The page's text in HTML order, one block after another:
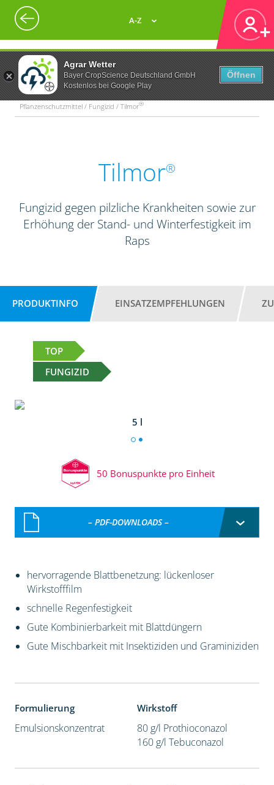
Agrar Wetter
Bayer CropScience Deutschland GmbH
Kostenlos bei Google Play
Öffnen
A-Z
Pflanzenschutzmittel / Fungizid / Tilmor®
Tilmor®
Fungizid gegen pilzliche Krankheiten sowie zur
Erhöhung der Stand- und Winterfestigkeit im
Raps
PRODUKTINFO EINSATZEMPFEHLUNGEN
TOP
FUNGIZID
5 l
50 Bonuspunkte pro Einheit
– PDF-DOWNLOADS –
hervorragende Blattbenetzung: lückenloser
Wirkstofffilm
schnelle Regenfestigkeit
Gute Kombinierbarkeit mit Blattdüngern
Gute Mischbarkeit mit Insektiziden und Graminiziden
Formulierung
Emulsionskonzentrat
Wirkstoff
80 g/l Prothioconazol
160 g/l Tebuconazol